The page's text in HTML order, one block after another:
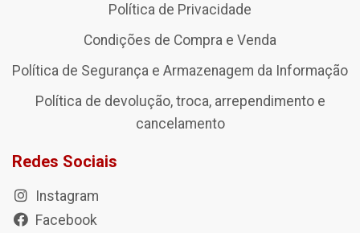
Política de Privacidade
Condições de Compra e Venda
Política de Segurança e Armazenagem da Informação
Política de devolução, troca, arrependimento e
cancelamento
Redes Sociais
Instagram
Facebook